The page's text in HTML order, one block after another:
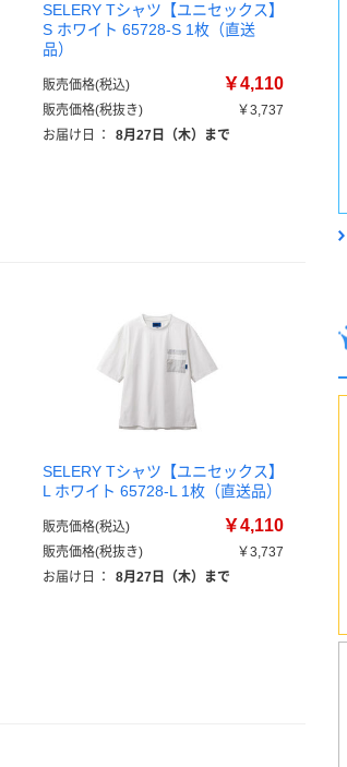
SELERY Tシャツ【ユニセックス】
S ホワイト 65728-S 1枚（直送
品）
販売価格(税込) ￥4,110
販売価格(税抜き)
￥3,737
お届け日
： 8月27日（木）まで
SELERY Tシャツ【ユニセックス】
L ホワイト 65728-L 1枚（直送品）
販売価格(税込) ￥4,110
販売価格(税抜き)
￥3,737
お届け日
： 8月27日（木）まで